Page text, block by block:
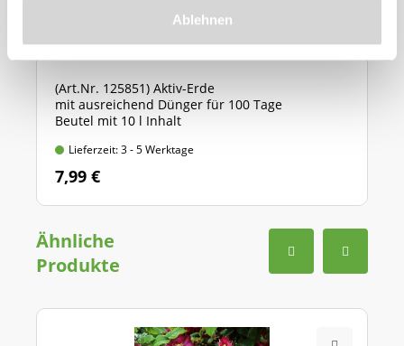
Ablehnen
Cuxin Blumenerde für Haus und Garten
(Art.Nr. 125851) Aktiv-Erde
mit ausreichend Dünger für 100 Tage
Beutel mit 10 l Inhalt
Lieferzeit: 3 - 5 Werktage
7,99 €
Ähnliche
Produkte